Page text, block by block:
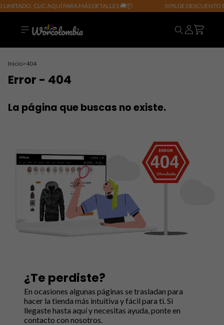
CLIC AQUÍ PARA MÁS DETALLES 🚚📦 50% DE DESCUENTO
Inicio>404
Error - 404
La página que buscas no existe.
¿Te perdiste?
En ocasiones algunas páginas se trasladan para
hacer la tienda más intuitiva y fácil para ti. Si
llegaste hasta aquí y necesitas ayuda, ponte en
contacto con nosotros.